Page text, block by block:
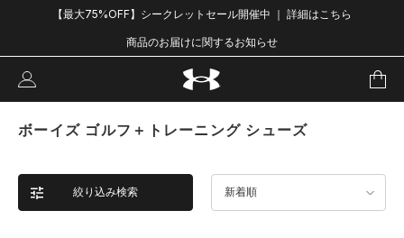
【最大75%OFF】シークレットセール開催中 ｜ 詳細はこちら
商品のお届けに関するお知らせ
ボーイズ ゴルフ＋トレーニング シューズ
絞り込み検索 新着順